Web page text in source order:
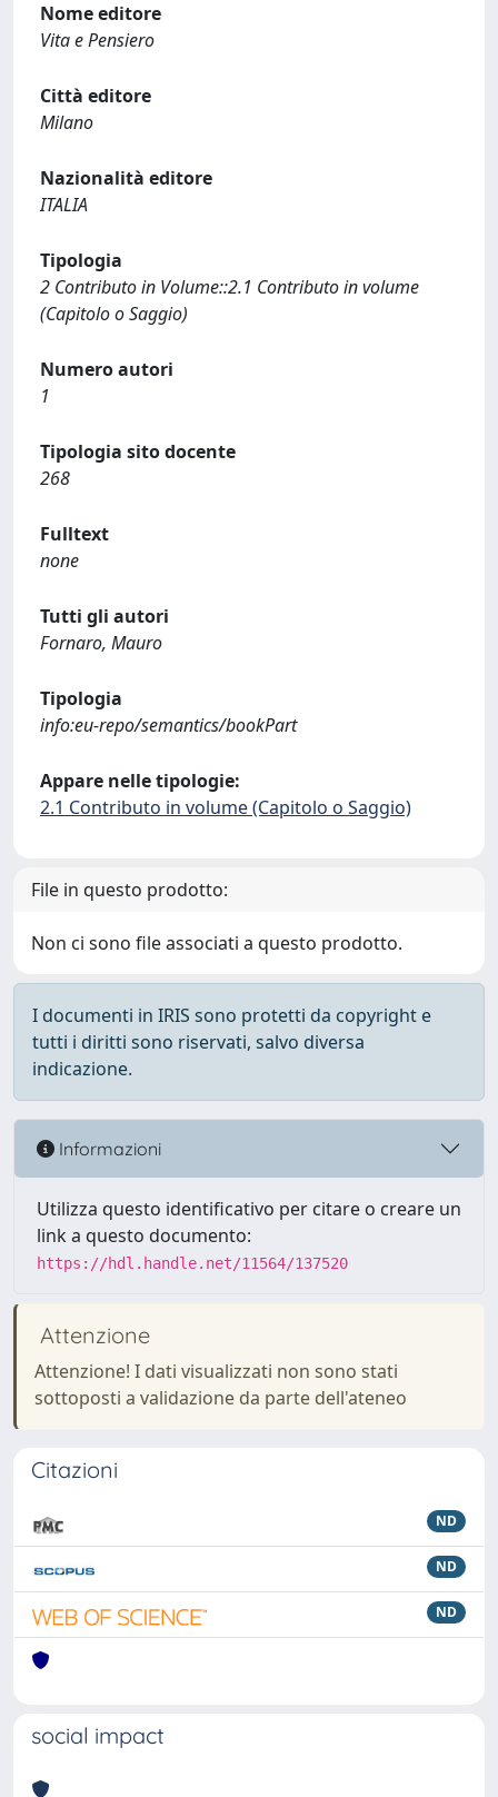
Nome editore
Vita e Pensiero
Città editore
Milano
Nazionalità editore
ITALIA
Tipologia
2 Contributo in Volume::2.1 Contributo in volume
(Capitolo o Saggio)
Numero autori
1
Tipologia sito docente
268
Fulltext
none
Tutti gli autori
Fornaro, Mauro
Tipologia
info:eu-repo/semantics/bookPart
Appare nelle tipologie:
2.1 Contributo in volume (Capitolo o Saggio)
File in questo prodotto:
Non ci sono file associati a questo prodotto.
I documenti in IRIS sono protetti da copyright e
tutti i diritti sono riservati, salvo diversa
indicazione.
Informazioni
Utilizza questo identificativo per citare o creare un
link a questo documento:
https://hdl.handle.net/11564/137520
Attenzione
Attenzione! I dati visualizzati non sono stati
sottoposti a validazione da parte dell'ateneo
Citazioni
ND
ND
ND
social impact